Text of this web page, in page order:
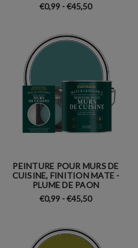
€0,99 - €45,50
PEINTURE POUR MURS DE
CUISINE, FINITION MATE -
PLUME DE PAON
€0,99 - €45,50